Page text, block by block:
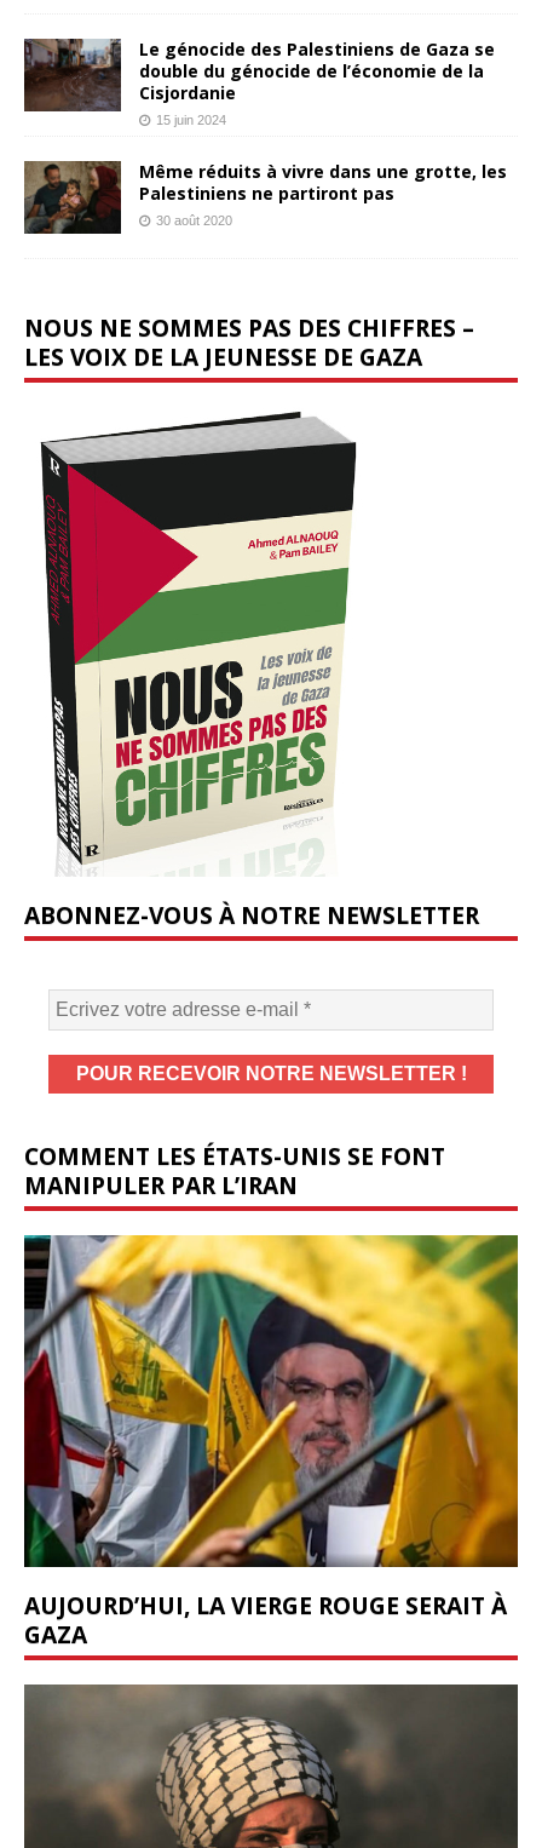
Le génocide des Palestiniens de Gaza se
double du génocide de l’économie de la
Cisjordanie
15 juin 2024
Même réduits à vivre dans une grotte, les
Palestiniens ne partiront pas
30 août 2020
NOUS NE SOMMES PAS DES CHIFFRES –
LES VOIX DE LA JEUNESSE DE GAZA
ABONNEZ-VOUS À NOTRE NEWSLETTER
COMMENT LES ÉTATS-UNIS SE FONT
MANIPULER PAR L’IRAN
AUJOURD’HUI, LA VIERGE ROUGE SERAIT À
GAZA